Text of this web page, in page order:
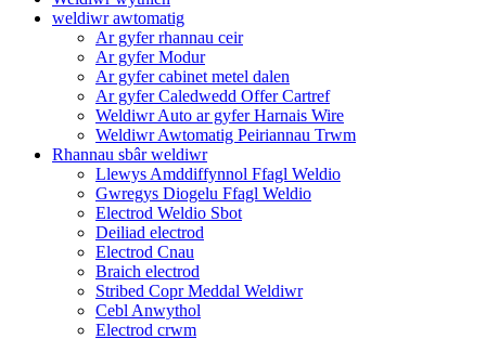
weldiwr awtomatig
Ar gyfer rhannau ceir
Ar gyfer Modur
Ar gyfer cabinet metel dalen
Ar gyfer Caledwedd Offer Cartref
Weldiwr Auto ar gyfer Harnais Wire
Weldiwr Awtomatig Peiriannau Trwm
Rhannau sbâr weldiwr
Llewys Amddiffynnol Ffagl Weldio
Gwregys Diogelu Ffagl Weldio
Electrod Weldio Sbot
Deiliad electrod
Electrod Cnau
Braich electrod
Stribed Copr Meddal Weldiwr
Cebl Anwythol
Electrod crwm